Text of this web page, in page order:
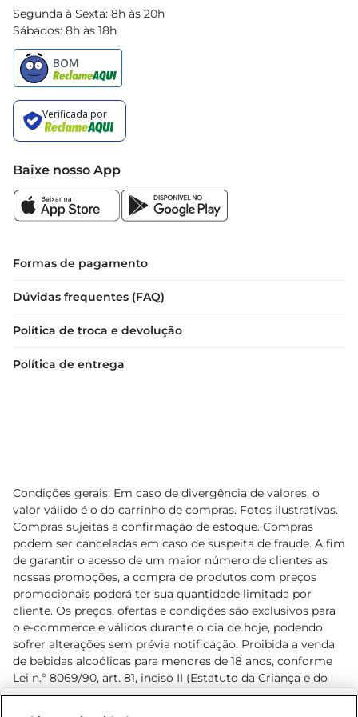
Segunda à Sexta: 8h às 20h
Sábados: 8h às 18h
Baixe nosso App
Formas de pagamento
Dúvidas frequentes (FAQ)
Política de troca e devolução
Política de entrega
Condições gerais: Em caso de divergência de valores, o
valor válido é o do carrinho de compras. Fotos ilustrativas.
Compras sujeitas a confirmação de estoque. Compras
podem ser canceladas em caso de suspeita de fraude. A fim
de garantir o acesso de um maior número de clientes as
nossas promoções, a compra de produtos com preços
promocionais poderá ter sua quantidade limitada por
cliente. Os preços, ofertas e condições são exclusivos para
o e-commerce e válidos durante o dia de hoje, podendo
sofrer alterações sem prévia notificação. Proibida a venda
de bebidas alcoólicas para menores de 18 anos, conforme
Lei n.º 8069/90, art. 81, inciso II (Estatuto da Criança e do
Adolescente). Preços e condições exclusivos para o